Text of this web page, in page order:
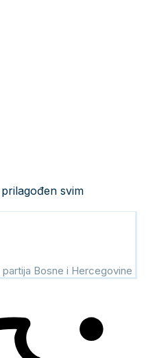
svim
Bosne i Hercegovine